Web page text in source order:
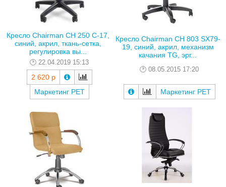
Кресло Chairman CH 250 C-17,
синий, акрил, ткань-сетка,
регулировка вы...
22.04.2019 15:13
2 620 р
Маркетинг РЕТ
Кресло Chairman CH 803 SX79-
19, синий, акрил, механизм
качания TG, эрг...
08.05.2015 17:20
Маркетинг РЕТ